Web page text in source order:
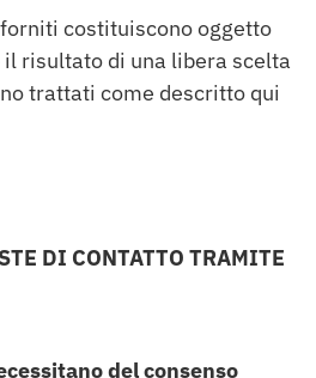
costituiscono oggetto
risultato di una libera scelta
trattati come descritto qui
DI CONTATTO TRAMITE
del consenso